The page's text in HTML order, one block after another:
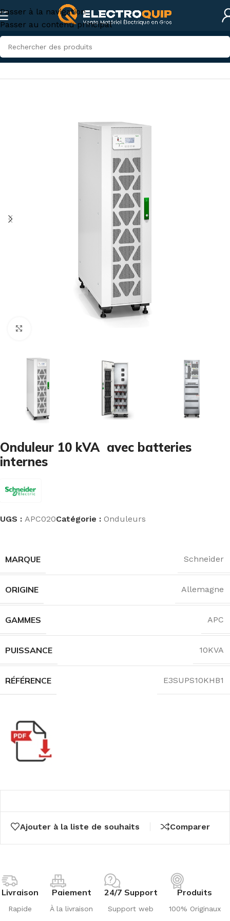
Passer à la navigation
Passer au contenu principal
Accueil/Onduleurs et Stabilisateurs/Onduleurs
Onduleur 10 kVA avec batteries
internes
UGS : APC020Catégorie : Onduleurs
MARQUE Schneider
ORIGINE Allemagne
GAMMES APC
PUISSANCE 10KVA
RÉFÉRENCE E3SUPS10KHB1
Ajouter à la liste de souhaits Comparer
Livraison
Rapide
Paiement
À la livraison
24/7 Support
Support web
Produits
100% Originaux